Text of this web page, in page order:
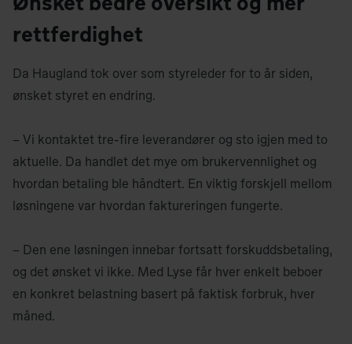
rettferdighet
Da Haugland tok over som styreleder for to år siden,
ønsket styret en endring.
– Vi kontaktet tre-fire leverandører og sto igjen med to
aktuelle. Da handlet det mye om brukervennlighet og
hvordan betaling ble håndtert. En viktig forskjell mellom
løsningene var hvordan faktureringen fungerte.
– Den ene løsningen innebar fortsatt forskuddsbetaling,
og det ønsket vi ikke. Med Lyse får hver enkelt beboer
en konkret belastning basert på faktisk forbruk, hver
måned.